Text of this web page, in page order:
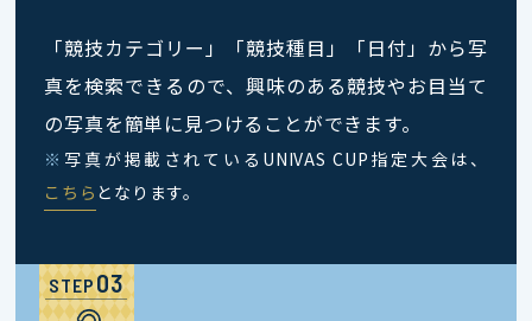
「競技カテゴリー」「競技種目」「日付」から写
真を検索できるので、興味のある競技やお目当て
の写真を簡単に見つけることができます。
※ 写真が掲載されているUNIVAS CUP指定大会は、
こちら となります。
STEP